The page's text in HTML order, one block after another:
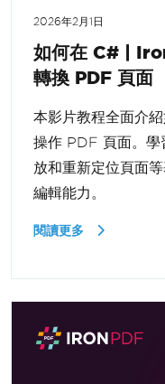
2026年2月1日
如何在 C# |
轉換 PDF 頁面
本影片教程全面介
操作 PDF 頁面。學
放和重新定位頁面
編輯能力。
閱讀更多